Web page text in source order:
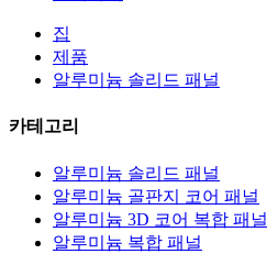
집
제품
알루미늄 솔리드 패널
카테고리
알루미늄 솔리드 패널
알루미늄 골판지 코어 패널
알루미늄 3D 코어 복합 패널
알루미늄 복합 패널